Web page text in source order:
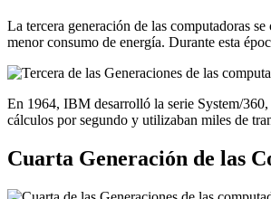
La tercera generación de las computadoras
menor consumo de energía. Durante esta
En 1964, IBM desarrolló la serie System/360,
cálculos por segundo y utilizaban miles de
Cuarta Generación de las